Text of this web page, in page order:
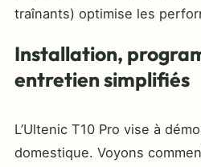
traînants) optimise les
Installation,
entretien simplifiés
L’Ultenic T10 Pro vise à
domestique. Voyons